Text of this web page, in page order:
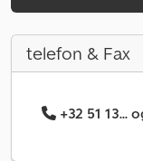
telefon & Fax
+32 51 13...